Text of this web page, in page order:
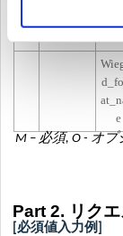
e
M – 必須, O - オプ
Part 2. リク
[必須値入力例]